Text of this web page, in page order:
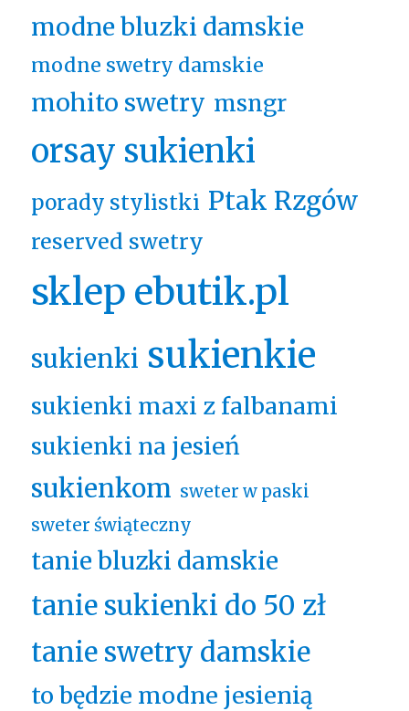
modne bluzki damskie
modne swetry damskie
mohito swetry msngr
orsay sukienki
porady stylistki Ptak Rzgów
reserved swetry
sklep ebutik.pl
sukienki sukienkie
sukienki maxi z falbanami
sukienki na jesień
sukienkom sweter w paski
sweter świąteczny
tanie bluzki damskie
tanie sukienki do 50 zł
tanie swetry damskie
to będzie modne jesienią